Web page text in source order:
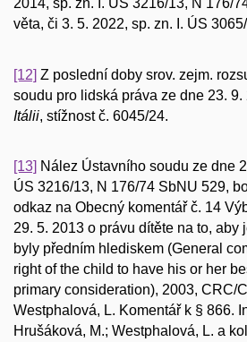
2014, sp. zn. I. ÚS 3216/13, N 176/
věta, či 3. 5. 2022, sp. zn. I. ÚS
[12] Z poslední doby srov. zejm.
soudu pro lidská práva ze dne 23. 9.
Itálii, stížnost č. 6045/24.
[13] Nález Ústavního soudu ze dne
ÚS 3216/13, N 176/74 SbNU 529,
odkaz na Obecný komentář č. 14
29. 5. 2013 o právu dítěte na to, aby
byly předním hlediskem (General
right of the child to have his or her
primary consideration), 2003, CRC/
Westphalová, L. Komentář k § 866.
Hrušáková, M.; Westphalová, L. a